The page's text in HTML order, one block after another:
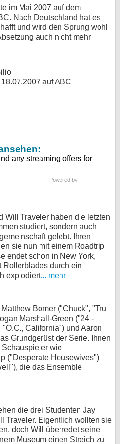
im Mai 2007 auf dem
Nach Deutschland hat es
und wird den Sprung wohl
auch nicht mehr
auf ABC
Powered by
Will Traveler haben die letzten
studiert, sondern auch
gelebt. Ihren
sie nun mit einem Roadtrip
endet schon in New York,
Rollerblades durch ein
explodiert... mehr
Bomer ("Chuck", "Tru
Marshall-Green ("24 -
California") und Aaron
Grundgerüst der Serie. Ihnen
Schauspieler wie
("Desperate Housewives")
die das Ensemble
die drei Studenten Jay
Traveler. Eigentlich wollten sie
doch Will überredet seine
Museum einen Streich zu
Forum
bei X
Kontakt
Impressum
Desktop-Ansicht